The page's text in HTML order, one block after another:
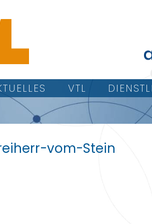
VTL
vom-Stein